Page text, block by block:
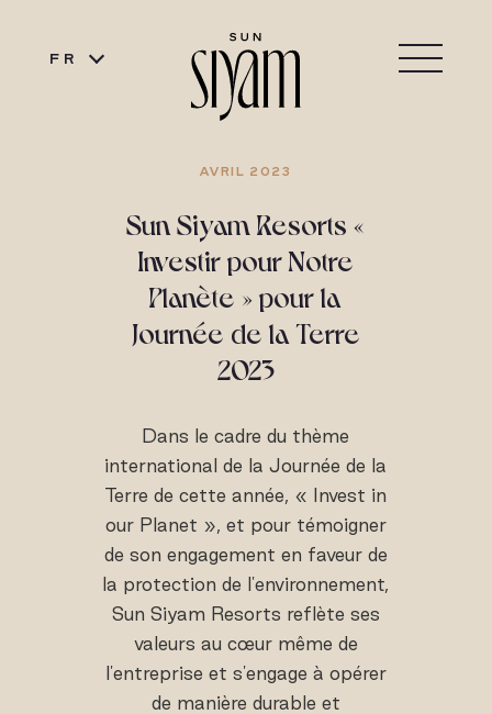
FR
AVRIL 2023
Sun Siyam Resorts «
Investir pour Notre
Planète » pour la
Journée de la Terre
2023
Dans le cadre du thème
international de la Journée de la
Terre de cette année, « Invest in
our Planet », et pour témoigner
de son engagement en faveur de
la protection de l'environnement,
Sun Siyam Resorts reflète ses
valeurs au cœur même de
l'entreprise et s'engage à opérer
de manière durable et